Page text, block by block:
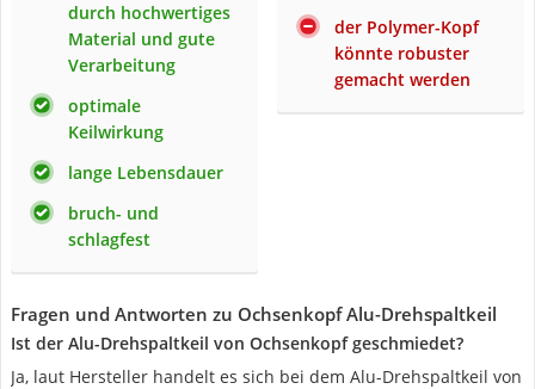
durch hochwertiges
Material und gute
Verarbeitung
optimale
Keilwirkung
lange Lebensdauer
bruch- und
schlagfest
der Polymer-Kopf
könnte robuster
gemacht werden
Fragen und Antworten zu Ochsenkopf Alu-Drehspaltkeil
Ist der Alu-Drehspaltkeil von Ochsenkopf geschmiedet?
Ja, laut Hersteller handelt es sich bei dem Alu-Drehspaltkeil von